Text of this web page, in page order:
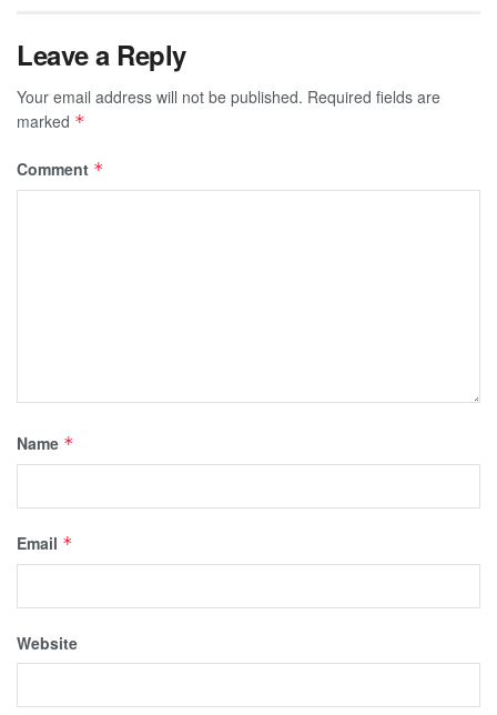
Leave a Reply
Your email address will not be published. Required fields are
marked *
Comment *
Name *
Email *
Website